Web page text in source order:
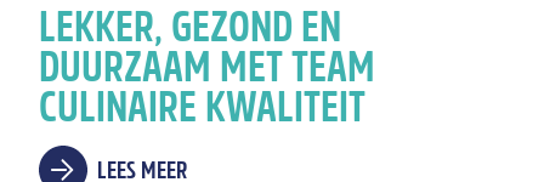
LEKKER, GEZOND EN
DUURZAAM MET TEAM
CULINAIRE KWALITEIT
LEES MEER